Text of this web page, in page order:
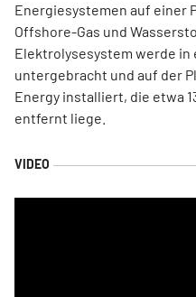
Energiesystemen auf einer
Offshore-Gas und
Elektrolysesystem werde in
untergebracht und auf der
Energy installiert, die etwa
entfernt liege.